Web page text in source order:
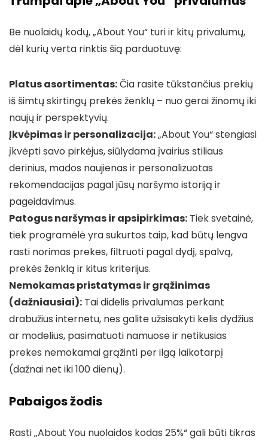
Be nuolaidų kodų, „About You“ turi ir kitų privalumų,
dėl kurių verta rinktis šią parduotuvę:
Platus asortimentas:Čia rasite tūkstančius prekių
iš šimtų skirtingų prekės ženklų – nuo gerai žinomų iki
naujų ir perspektyvių.
Įkvėpimas ir personalizacija:„About You“ stengiasi
įkvėpti savo pirkėjus, siūlydama įvairius stiliaus
derinius, mados naujienas ir personalizuotas
rekomendacijas pagal jūsų naršymo istoriją ir
pageidavimus.
Patogus naršymas ir apsipirkimas: Tiek svetainė,
tiek programėlė yra sukurtos taip, kad būtų lengva
rasti norimas prekes, filtruoti pagal dydį, spalvą,
prekės ženklą ir kitus kriterijus.
Nemokamas pristatymas ir grąžinimas
(dažniausiai): Tai didelis privalumas perkant
drabužius internetu, nes galite užsisakyti kelis dydžius
ar modelius, pasimatuoti namuose ir netikusias
prekes nemokamai grąžinti per ilgą laikotarpį
(dažnai net iki 100 dienų).
Pabaigos žodis
Rasti „About You nuolaidos kodas 25%“ gali būti tikras